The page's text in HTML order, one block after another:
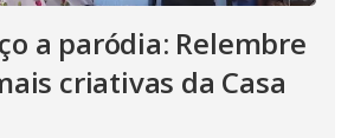
a paródia: Relembre
criativas da Casa